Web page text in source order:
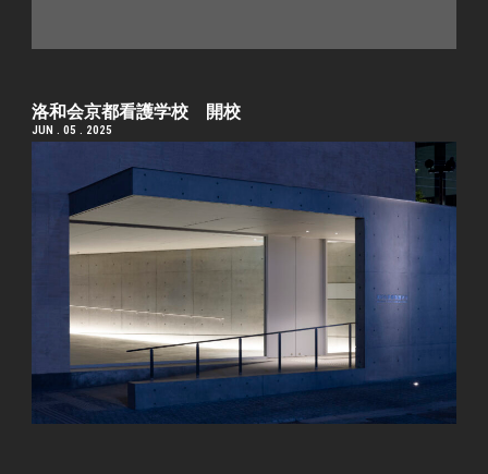
洛和会京都看護学校 開校
JUN . 05 . 2025